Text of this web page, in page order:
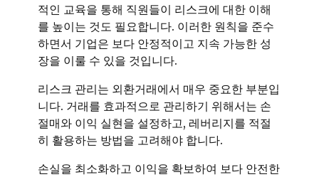
적인 교육을 통해 직원들이 리스크에 대한 이해
를 높이는 것도 필요합니다. 이러한 원칙을 준수
하면서 기업은 보다 안정적이고 지속 가능한 성
장을 이룰 수 있을 것입니다.
리스크 관리는 외환거래에서 매우 중요한 부분입
니다. 거래를 효과적으로 관리하기 위해서는 손
절매와 이익 실현을 설정하고, 레버리지를 적절
히 활용하는 방법을 고려해야 합니다.
손실을 최소화하고 이익을 확보하여 보다 안전한